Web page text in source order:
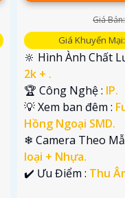
Giá Bán:
Giá Khuyến
🔆 Hình Ành Chất
2k + .
🏆 Công Nghệ : IP.
💡 Xem ban đêm :
Hồng Ngoại SMD.
❄ Camera Theo
loại + Nhựa.
️✔️ Ưu Điểm : Thu